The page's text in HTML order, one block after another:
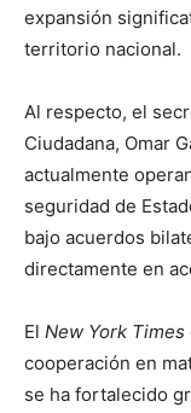
expansión
territorio nacional.
Al respecto, el
Ciudadana, Omar
actualmente
seguridad de
bajo acuerdos
directamente en
El New York Times
cooperación en
se ha fortalecido